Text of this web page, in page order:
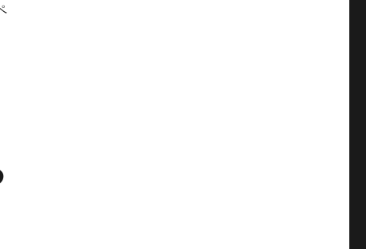
えた消しゴム不要の時代書くこと消すことの自由を拡げる文